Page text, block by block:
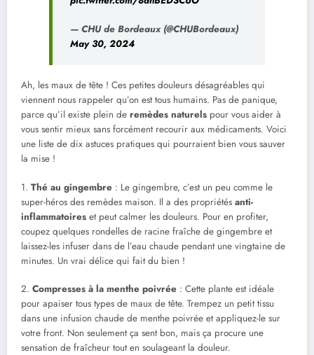
— CHU de Bordeaux (@CHUBordeaux)
May 30, 2024
Ah, les maux de tête ! Ces petites douleurs désagréables qui
viennent nous rappeler qu’on est tous humains. Pas de panique,
parce qu’il existe plein de remèdes naturels pour vous aider à
vous sentir mieux sans forcément recourir aux médicaments. Voici
une liste de dix astuces pratiques qui pourraient bien vous sauver
la mise !
1. Thé au gingembre : Le gingembre, c’est un peu comme le
super-héros des remèdes maison. Il a des propriétés anti-
inflammatoires et peut calmer les douleurs. Pour en profiter,
coupez quelques rondelles de racine fraîche de gingembre et
laissez-les infuser dans de l’eau chaude pendant une vingtaine de
minutes. Un vrai délice qui fait du bien !
2. Compresses à la menthe poivrée : Cette plante est idéale
pour apaiser tous types de maux de tête. Trempez un petit tissu
dans une infusion chaude de menthe poivrée et appliquez-le sur
votre front. Non seulement ça sent bon, mais ça procure une
sensation de fraîcheur tout en soulageant la douleur.